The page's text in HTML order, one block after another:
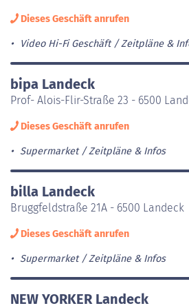
Dieses Geschäft anrufen
Video Hi-Fi Geschäft Zeitpläne &
bipa Landeck
Prof- Alois-Flir-Straße 23 - 6500
Dieses Geschäft anrufen
Supermarket Zeitpläne & Infos
billa Landeck
Bruggfeldstraße 21A - 6500 Landeck
Dieses Geschäft anrufen
Supermarket Zeitpläne & Infos
NEW YORKER Landeck